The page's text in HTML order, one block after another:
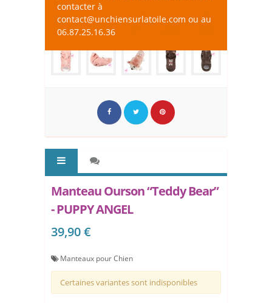
contacter à
contact@unchiensurlatoile.com ou au
06.87.25.16.36
Manteau Ourson “Teddy Bear”
- PUPPY ANGEL
39,90 €
Manteaux pour Chien
Certaines variantes sont indisponibles